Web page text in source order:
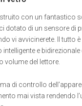
con un fantastico
dotato di un sensore di
vi avvicinerete. Il tutto
e bidirezionale
volume del lettore.
di controllo
mai vista rendendo